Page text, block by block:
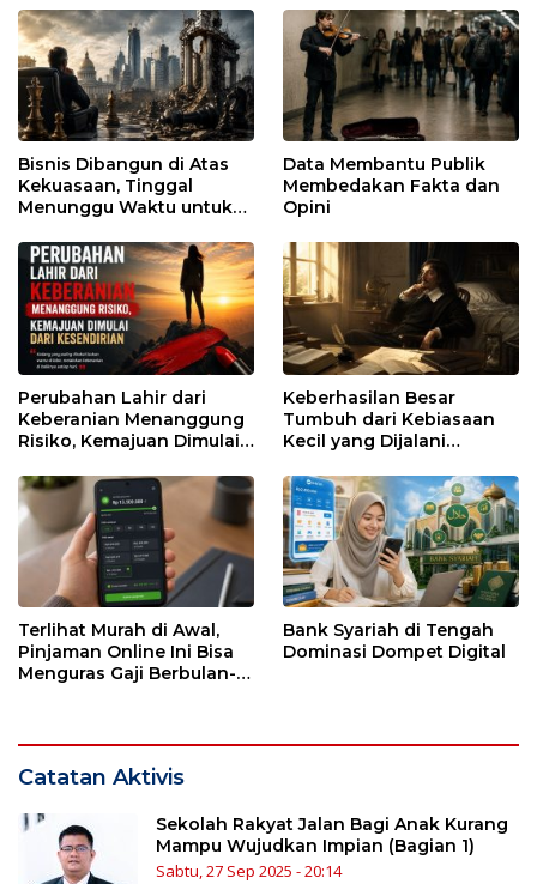
Bisnis Dibangun di Atas
Kekuasaan, Tinggal
Menunggu Waktu untuk
Data Membantu Publik
Membedakan Fakta dan
Opini
Perubahan Lahir dari
Keberanian Menanggung
Risiko, Kemajuan Dimulai
Keberhasilan Besar
Tumbuh dari Kebiasaan
Kecil yang Dijalani
Terlihat Murah di Awal,
Pinjaman Online Ini Bisa
Menguras Gaji Berbulan-
Bank Syariah di Tengah
Dominasi Dompet Digital
Catatan Aktivis
Sekolah Rakyat Jalan Bagi Anak Kurang
Mampu Wujudkan Impian (Bagian 1)
Sabtu, 27 Sep 2025 - 20:14